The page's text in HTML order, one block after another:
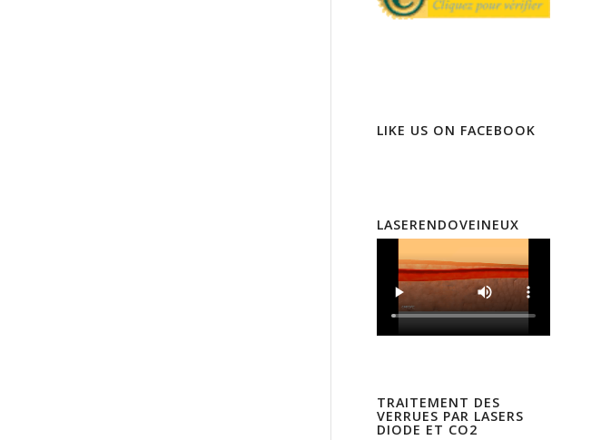
LIKE US ON FACEBOOK
LASERENDOVEINEUX
TRAITEMENT DES
VERRUES PAR LASERS
DIODE ET CO2